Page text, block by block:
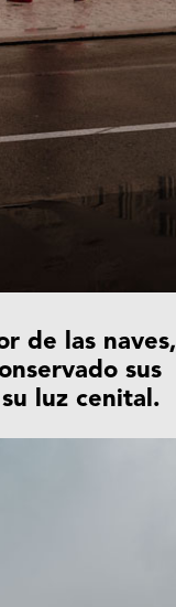
de las naves,
sus
luz cenital.